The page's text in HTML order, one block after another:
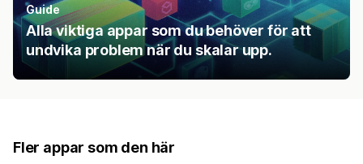
Guide
Alla viktiga appar som du behöver för att
undvika problem när du skalar upp.
Fler appar som den här